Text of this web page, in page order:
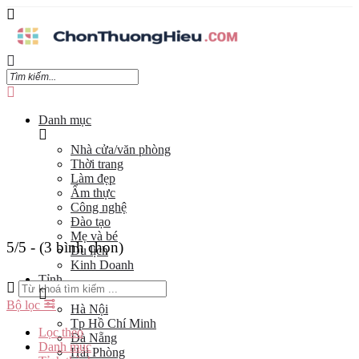
Danh mục
Nhà cửa/văn phòng
Thời trang
Làm đẹp
Ẩm thực
Công nghệ
Đào tạo
Mẹ và bé
Du lịch
Kinh Doanh
Tỉnh
Hà Nội
Tp Hồ Chí Minh
Đà Nẵng
Hải Phòng
5/5 - (3 bình chọn)
Bộ lọc
Lọc theo
Danh mục